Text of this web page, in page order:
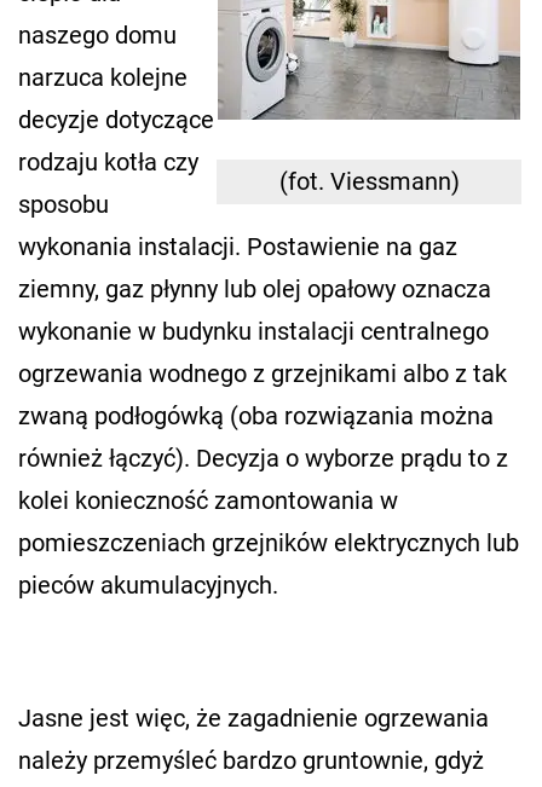
(fot. Viessmann)
naszego domu
narzuca kolejne
decyzje dotyczące
rodzaju kotła czy
sposobu
wykonania instalacji. Postawienie na gaz
ziemny, gaz płynny lub olej opałowy oznacza
wykonanie w budynku instalacji centralnego
ogrzewania wodnego z grzejnikami albo z tak
zwaną podłogówką (oba rozwiązania można
również łączyć). Decyzja o wyborze prądu to z
kolei konieczność zamontowania w
pomieszczeniach grzejników elektrycznych lub
pieców akumulacyjnych.
Jasne jest więc, że zagadnienie ogrzewania
należy przemyśleć bardzo gruntownie, gdyż